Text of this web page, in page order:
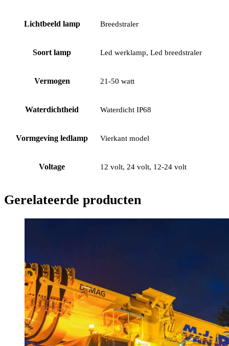
Lichtbeeld lamp Breedstraler
Soort lamp Led werklamp, Led breedstraler
Vermogen 21-50 watt
Waterdichtheid Waterdicht IP68
Vormgeving ledlamp Vierkant model
Voltage 12 volt, 24 volt, 12-24 volt
Gerelateerde producten